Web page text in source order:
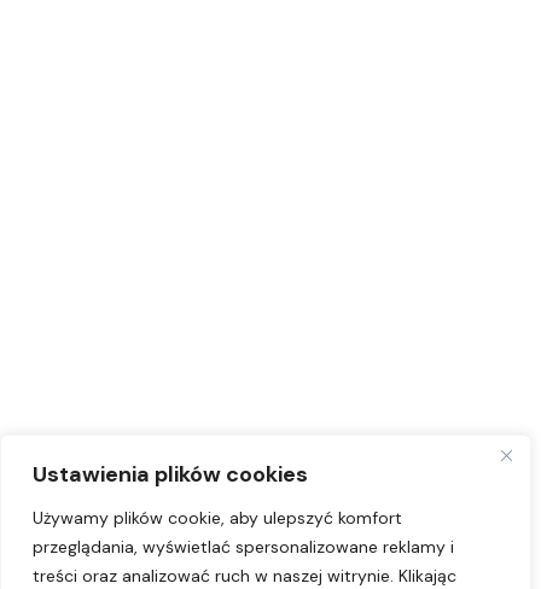
Ustawienia plików cookies
Używamy plików cookie, aby ulepszyć komfort
przeglądania, wyświetlać spersonalizowane reklamy i
treści oraz analizować ruch w naszej witrynie. Klikając